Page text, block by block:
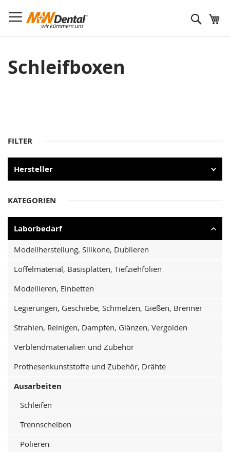
Suche
Schleifboxen
FILTER
Hersteller
KATEGORIEN
Laborbedarf
Modellherstellung, Silikone, Dublieren
Löffelmaterial, Basisplatten, Tiefziehfolien
Modellieren, Einbetten
Legierungen, Geschiebe, Schmelzen, Gießen, Brenner
Strahlen, Reinigen, Dampfen, Glänzen, Vergolden
Verblendmaterialien und Zubehör
Prothesenkunststoffe und Zubehör, Drähte
Ausarbeiten
Schleifen
Trennscheiben
Polieren